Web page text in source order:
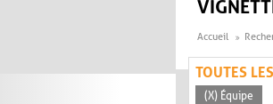
Accueil
TOUTES
(X) Équipe